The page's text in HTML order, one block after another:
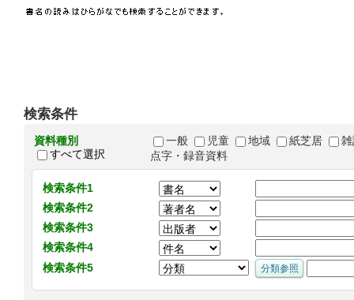
検索条件
資料種別
すべて選択
一般 児童 地域 紙芝居
点字・録音資料
検索条件1
検索条件2
検索条件3
検索条件4
検索条件5